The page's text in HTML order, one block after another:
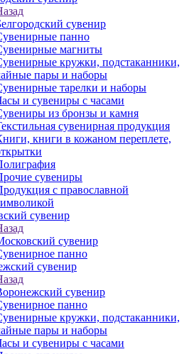
сувенир
панно
магниты
кружки, подстаканники,
пары и наборы
тарелки и наборы
и сувениры с часами
из бронзы и камня
сувенирная продукция
книги в кожаном переплете,
сувениры
с православной
сувенир
сувенир
панно
сувенир
сувенир
панно
кружки, подстаканники,
пары и наборы
и сувениры с часами